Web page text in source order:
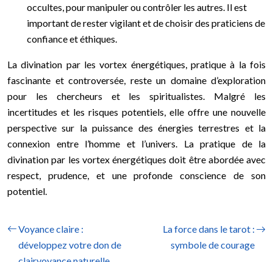
occultes, pour manipuler ou contrôler les autres. Il est
important de rester vigilant et de choisir des praticiens de
confiance et éthiques.
La divination par les vortex énergétiques, pratique à la fois
fascinante et controversée, reste un domaine d’exploration
pour les chercheurs et les spiritualistes. Malgré les
incertitudes et les risques potentiels, elle offre une nouvelle
perspective sur la puissance des énergies terrestres et la
connexion entre l’homme et l’univers. La pratique de la
divination par les vortex énergétiques doit être abordée avec
respect, prudence, et une profonde conscience de son
potentiel.
Voyance claire :
développez votre don de
La force dans le tarot :
symbole de courage